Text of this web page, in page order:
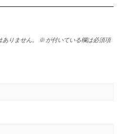
りません。 ※ が付いている欄は必須項